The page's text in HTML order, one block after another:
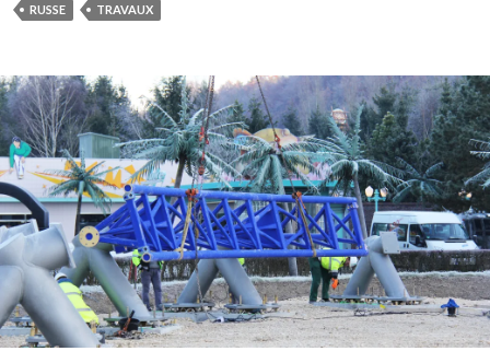
RUSSE
TRAVAUX